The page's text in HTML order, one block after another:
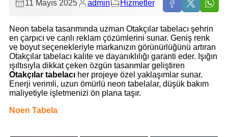
11 Mayıs 2025 admin Hizmetler
Neon tabela tasarımında uzman Otakçılar tabelacı şehrin
en çarpıcı ve canlı reklam çözümlerini sunar. Geniş renk
ve boyut seçenekleriyle markanızın görünürlüğünü artıran
Otakçılar tabelacı kalite ve dayanıklılığı garanti eder. Işığın
ışıltısıyla dikkat çeken özgün tasarımlar geliştiren
Otakçılar tabelacı her projeye özel yaklaşımlar sunar.
Enerji verimli, uzun ömürlü neon tabelalar, düşük bakım
maliyetiyle işletmenizi ön plana taşır.
Noen Tabela